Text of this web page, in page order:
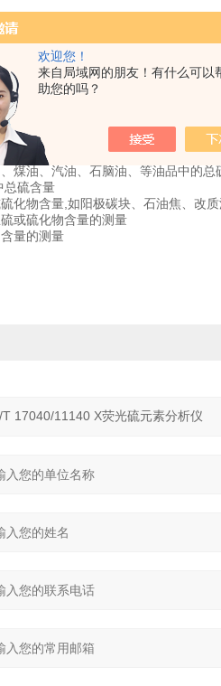
欢迎您！
来自局域网的朋友！有什么可以
助您的吗？
再现性(R):＜0.01215（
～4mm)
150秒,任意设定
2、3、5、10次任意设定,测量结束给
度:≤85%（30℃）;电源
煤油、汽油、石脑油、等油品中的总
总硫含量
化物含量,如阳极碳块、石油焦、改
或硫化物含量的测量
量的测量